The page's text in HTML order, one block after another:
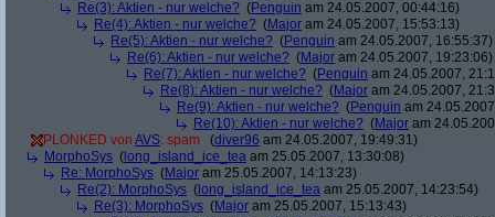
Re(3): Aktien - nur welche? (Penguin am 24.05.2007, 00:44:16)
Re(4): Aktien - nur welche? (Major am 24.05.2007, 15:53:13)
Re(5): Aktien - nur welche? (Penguin am 24.05.2007, 16:55:37)
Re(6): Aktien - nur welche? (Major am 24.05.2007, 19:23:06)
Re(7): Aktien - nur welche? (Penguin am 24.05.2007,
Re(8): Aktien - nur welche? (Major am 24.05.2007,
Re(9): Aktien - nur welche? (Penguin am
Re(10): Aktien - nur welche? (Major am
PLONKED von AVS: spam (diver96 am 24.05.2007, 19:49:31)
MorphoSys ( long_island_ice_tea am 25.05.2007, 13:30:08)
Re: MorphoSys (Major am 25.05.2007, 14:13:23)
Re(2): MorphoSys ( long_island_ice_tea am 25.05.2007, 14:23:54)
Re(3): MorphoSys (Major am 25.05.2007, 15:13:43)